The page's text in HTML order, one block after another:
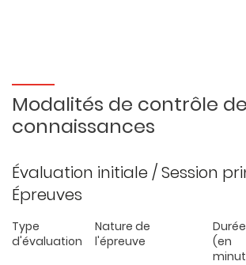
Modalités de contrôle
connaissances
Évaluation initiale / Session
Épreuves
Type
d'évaluation
Nature de
l'épreuve
Durée
(en